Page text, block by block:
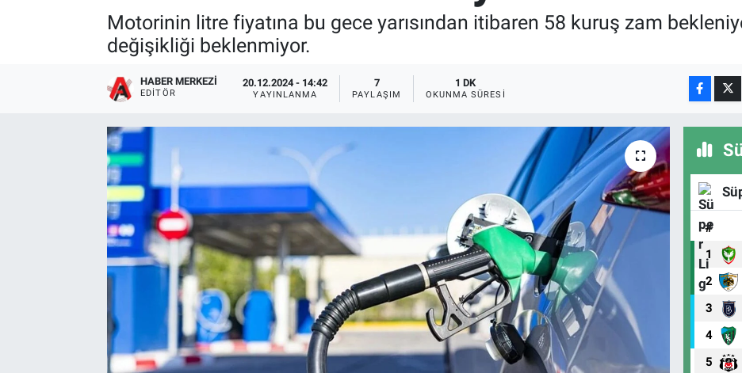
Motorinin litre fiyatına bu gece yarısından itibaren 58 kuruş zam
değişikliği beklenmiyor.
HABER MERKEZI
EDITÖR
20.12.2024 - 14:42
YAYINLANMA
7
PAYLAŞIM
1 DK
OKUNMA SÜRESI
#
1
2
3
4
5